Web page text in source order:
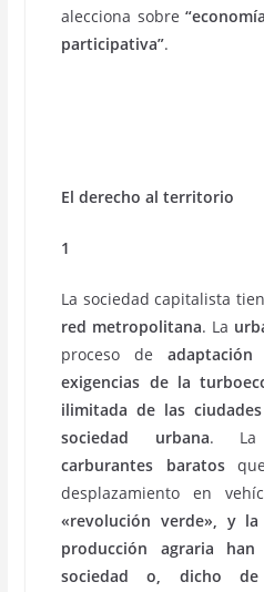
alecciona sobre
participativa”.
El derecho al territorio
1
La sociedad capitalista
red metropolitana. La
proceso de
exigencias de la
ilimitada de las
sociedad urbana. La
carburantes baratosque
desplazamiento en
«revolución verde», y
producción agraria
sociedad o, dicho